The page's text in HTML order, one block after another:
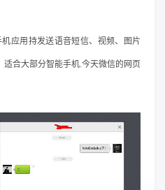
应用持发送语音短信、视频、图片
合大部分智能手机.今天微信的网页